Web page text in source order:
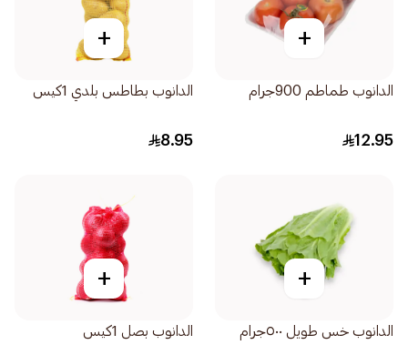
+
الدانوب طماطم 900جرام
12.95
+
الدانوب بطاطس بلدي 1كيس
8.95
+
الدانوب خس طويل ٥٠٠جرام
+
الدانوب بصل 1كيس